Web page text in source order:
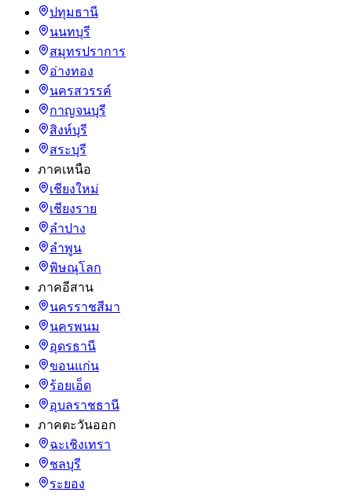
ปทุมธานี
นนทบุรี
สมุทรปราการ
อ่างทอง
นครสวรรค์
กาญจนบุรี
สิงห์บุรี
สระบุรี
ภาคเหนือ
เชียงใหม่
เชียงราย
ลำปาง
ลำพูน
พิษณุโลก
ภาคอีสาน
นครราชสีมา
นครพนม
อุดรธานี
ขอนแก่น
ร้อยเอ็ด
อุบลราชธานี
ภาคตะวันออก
ฉะเชิงเทรา
ชลบุรี
ระยอง